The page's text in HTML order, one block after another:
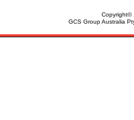
Copyright©
GCS Group Australia